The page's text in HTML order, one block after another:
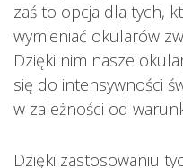
zaś to opcja dla tych,
wymieniać okularów
Dzięki nim nasze
się do intensywności
w zależności od
Dzięki zastosowaniu